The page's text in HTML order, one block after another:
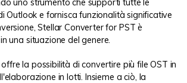
uno strumento che supporti tutte le
Outlook e fornisca funzionalità significative
Stellar Converter for PST è
una situazione del genere.
la possibilità di convertire più file OST in
in lotti. Insieme a ciò, la